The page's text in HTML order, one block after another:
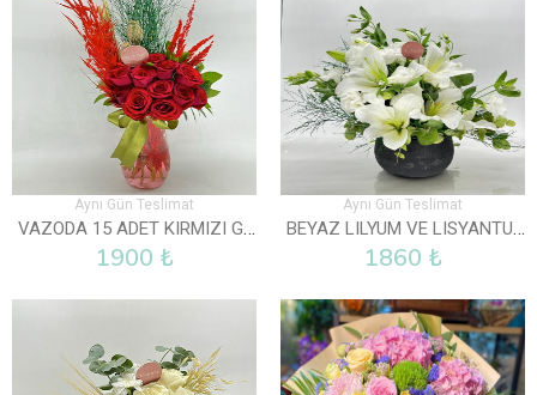
Aynı Gün Teslimat
VAZODA 15 ADET KIRMIZI GÜL
1900 ₺
Aynı Gün Teslimat
BEYAZ LILYUM VE LISYANTUS ARAJMANI
1860 ₺